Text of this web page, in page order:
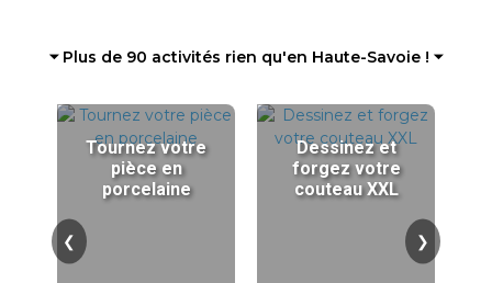
⏷ Plus de 90 activités rien qu'en Haute-Savoie ! ⏷
Tournez votre
pièce en
porcelaine
Dessinez et
forgez votre
couteau XXL
❮ ❯